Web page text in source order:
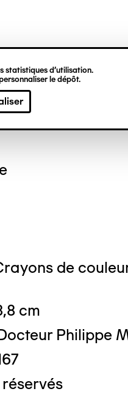
statistiques d’utilisation.
le dépôt.
de
cm
Philippe